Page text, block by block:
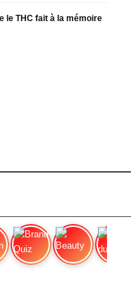
le THC fait à la mémoire